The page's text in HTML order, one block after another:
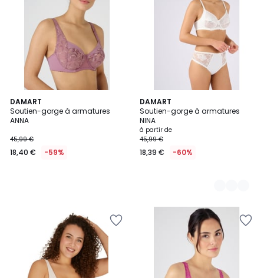
DAMART
Soutien-gorge à armatures
ANNA
45,99 €
18,40 € -59%
DAMART
Soutien-gorge à armatures
NINA
à partir de
45,99 €
18,39 € -60%
2
Couleurs